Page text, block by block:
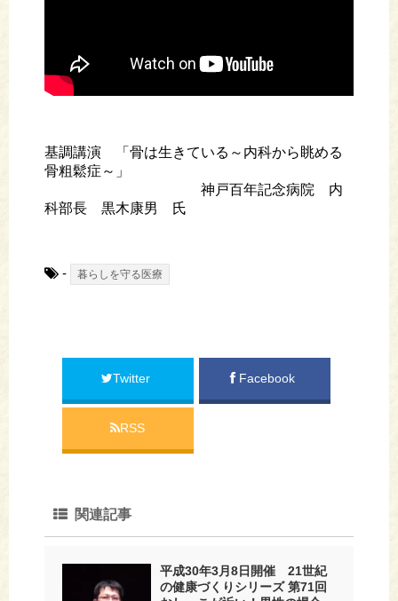
基調講演 「骨は生きている～内科から眺める
骨粗鬆症～」
神戸百年記念病院 内
科部長 黒木康男 氏
- 暮らしを守る医療
Twitter Facebook
RSS
関連記事
平成30年3月8日開催 21世紀
の健康づくりシリーズ 第71回